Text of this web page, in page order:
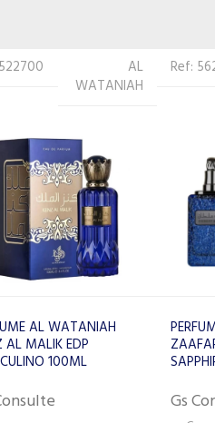
ARD AL
ZAAFARAN
AL
DESERT SULTAN
MASCULINO EDP
Ref:
FADA
100ML
Gs